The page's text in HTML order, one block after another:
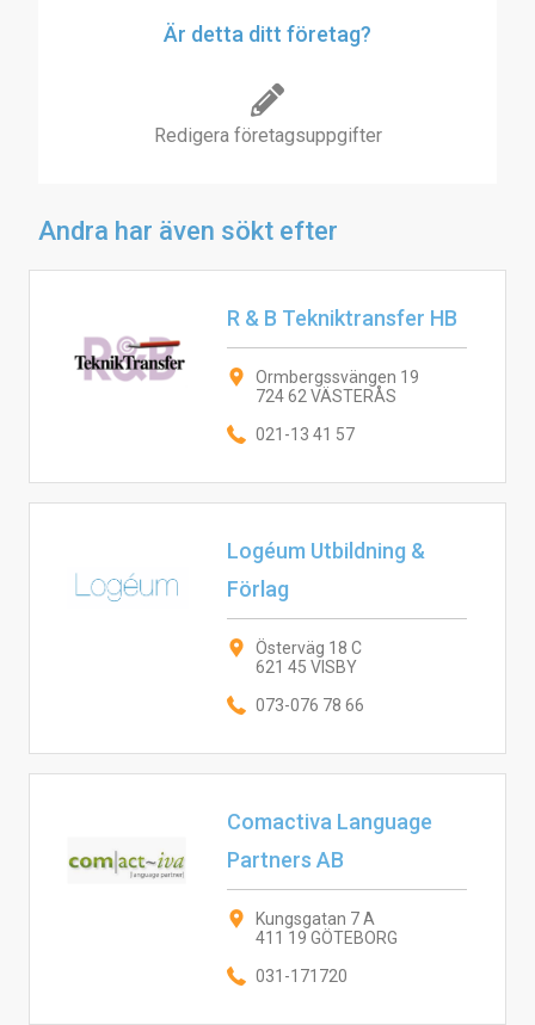
Är detta ditt företag?
Redigera företagsuppgifter
Andra har även sökt efter
R & B Tekniktransfer HB
Ormbergssvängen 19
724 62 VÄSTERÅS
021-13 41 57
Logéum Utbildning &
Förlag
Österväg 18 C
621 45 VISBY
073-076 78 66
Comactiva Language
Partners AB
Kungsgatan 7 A
411 19 GÖTEBORG
031-171720